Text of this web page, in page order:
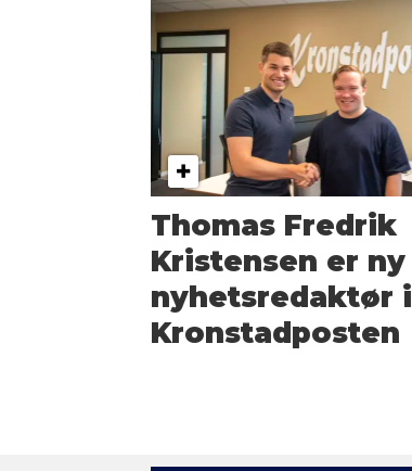
Thomas Fredrik
Kristensen er ny
nyhetsredaktør i
Kronstadposten